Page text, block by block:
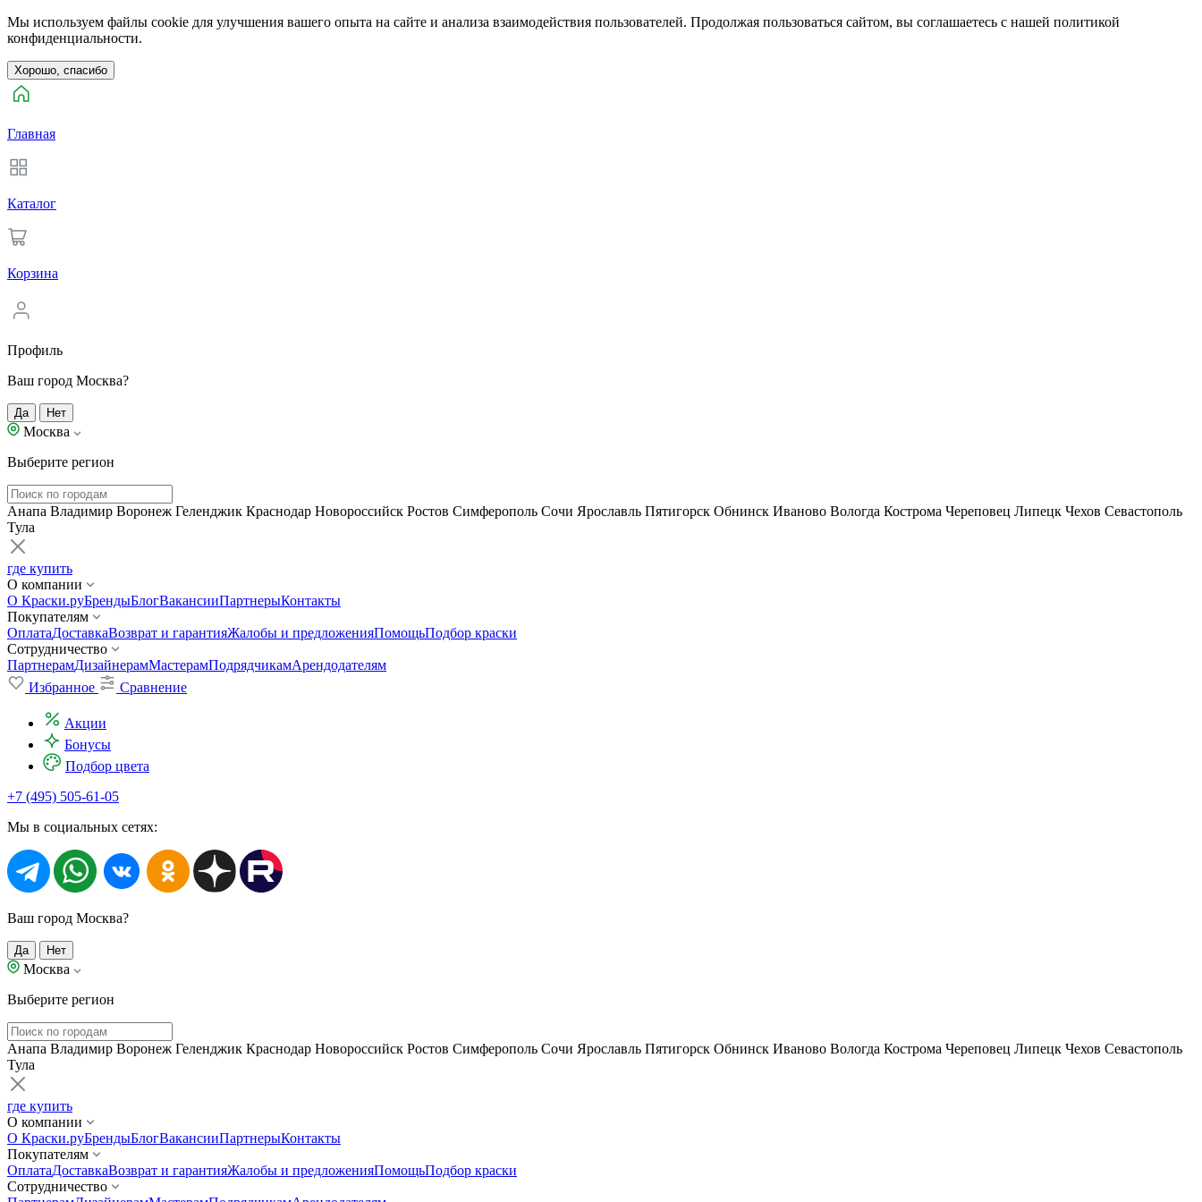
Мы используем файлы cookie для улучшения вашего опыта на сайте и анализа взаимодействия пользователей. Продолжая пользоваться сайтом, вы соглашаетесь с нашей политикой
конфиденциальности.
Хорошо, спасибо
Главная
Каталог
Корзина
Профиль
Ваш город Москва?
Да Нет
Москва
Выберите регион
Анапа Владимир Воронеж Геленджик Краснодар Новороссийск Ростов Симферополь Сочи Ярославль Пятигорск Обнинск Иваново Вологда Кострома Череповец Липецк Чехов Севастополь
Тула
где купить
О компании
О Краски.руБрендыБлогВакансииПартнерыКонтакты
Покупателям
ОплатаДоставкаВозврат и гарантияЖалобы и предложенияПомощьПодбор краски
Сотрудничество
ПартнерамДизайнерамМастерамПодрядчикамАрендодателям
Избранное
Сравнение
Акции
Бонусы
Подбор цвета
+7 (495) 505-61-05
Мы в социальных сетях:
Ваш город Москва?
Да Нет
Москва
Выберите регион
Анапа Владимир Воронеж Геленджик Краснодар Новороссийск Ростов Симферополь Сочи Ярославль Пятигорск Обнинск Иваново Вологда Кострома Череповец Липецк Чехов Севастополь
Тула
где купить
О компании
О Краски.руБрендыБлогВакансииПартнерыКонтакты
Покупателям
ОплатаДоставкаВозврат и гарантияЖалобы и предложенияПомощьПодбор краски
Сотрудничество